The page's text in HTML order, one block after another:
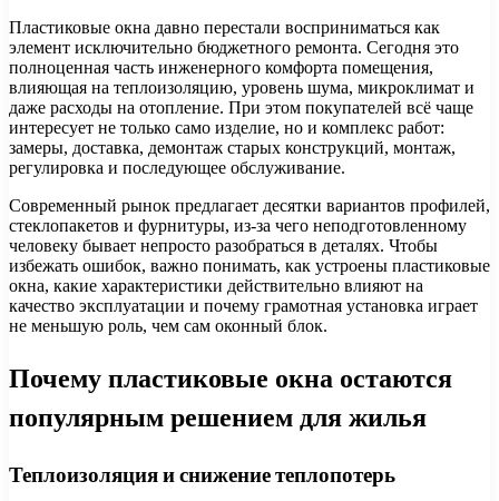
Пластиковые окна давно перестали восприниматься как
элемент исключительно бюджетного ремонта. Сегодня это
полноценная часть инженерного комфорта помещения,
влияющая на теплоизоляцию, уровень шума, микроклимат и
даже расходы на отопление. При этом покупателей всё чаще
интересует не только само изделие, но и комплекс работ:
замеры, доставка, демонтаж старых конструкций, монтаж,
регулировка и последующее обслуживание.
Современный рынок предлагает десятки вариантов профилей,
стеклопакетов и фурнитуры, из-за чего неподготовленному
человеку бывает непросто разобраться в деталях. Чтобы
избежать ошибок, важно понимать, как устроены пластиковые
окна, какие характеристики действительно влияют на
качество эксплуатации и почему грамотная установка играет
не меньшую роль, чем сам оконный блок.
Почему пластиковые окна остаются
популярным решением для жилья
Теплоизоляция и снижение теплопотерь